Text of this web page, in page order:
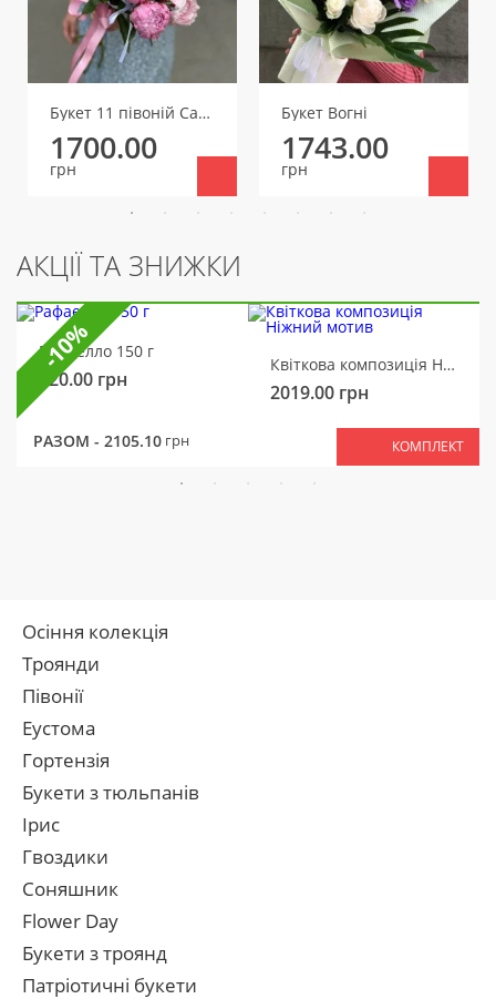
Букет 11 півоній Сара Бернар
1700.00
грн
Букет Вогні
1743.00
грн
АКЦІЇ ТА ЗНИЖКИ
Рафаелло 150 г
320.00 грн
Квіткова композиція Ніжний мотив
2019.00 грн
РАЗОМ - 2105.10 грн КОМПЛЕКТ
-10%
Осіння колекція
Троянди
Півонії
Еустома
Гортензія
Букети з тюльпанів
Ірис
Гвоздики
Соняшник
Flower Day
Букети з троянд
Патріотичні букети